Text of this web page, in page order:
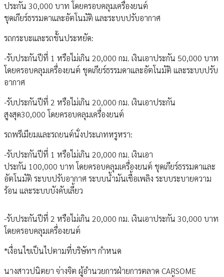
ประกัน 30,000 บาท โดยครอบคลุมเครื่องยนต์
ชุดเกียร์ธรรมดาและอัตโนมัติ และระบบปรับอากาศ
รถกระบะและรถชั้นประหยัด:
-รับประกันปีที่ 1 หรือไม่เกิน 20,000 กม. เงินเอาประกัน 50,000 บาท
โดยครอบคลุมเครื่องยนต์ ชุดเกียร์ธรรมดาและอัตโนมัติ และระบบปรับ
อากาศ
-รับประกันปีที่ 2 หรือไม่เกิน 20,000 กม. เงินเอาประกัน
สูงสุด30,000 โดยครอบคลุมเครื่องยนต์
รถพรีเมียมและรถยนต์นั่งประเภทหรูหรา:
-รับประกันปีที่ 1 หรือไม่เกิน 20,000 กม. เงินเอา
ประกัน 100,000 บาท โดยครอบคลุมเครื่องยนต์ ชุดเกียร์ธรรมดาและ
อัตโนมัติ ระบบปรับอากาศ ระบบน้ำมันเชื้อเพลิง ระบบระบายความ
ร้อน และระบบบังคับเลี้ยว
-รับประกันปีที่ 2 หรือไม่เกิน 20,000 กม. เงินเอาประกัน 30,000 บาท
โดยครอบคลุมเครื่องยนต์
*เงื่อนไขเป็นไปตามที่บริษัทฯ กําหนด
นางสาวปนิตยา จ่างจิต ผู้อำนวยการฝ่ายการตลาด CARSOME